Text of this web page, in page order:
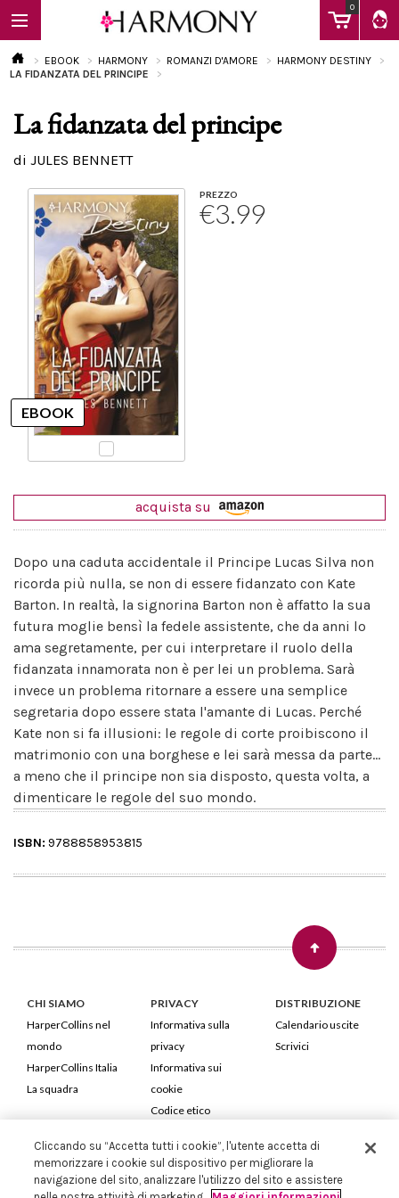
0
EBOOK
Calendario
EBOOK HARMONY ROMANZI D'AMORE
HARMONY DESTINY
LA FIDANZATA DEL PRINCIPE
La fidanzata del principe
di JULES BENNETT
PREZZO
€3.99
acquista su
Dopo una caduta accidentale il Principe Lucas Silva non
ricorda più nulla, se non di essere fidanzato con Kate
Barton. In realtà, la signorina Barton non è affatto la sua
futura moglie bensì la fedele assistente, che da anni lo
ama segretamente, per cui interpretare il ruolo della
fidanzata innamorata non è per lei un problema. Sarà
invece un problema ritornare a essere una semplice
segretaria dopo essere stata l'amante di Lucas. Perché
Kate non si fa illusioni: le regole di corte proibiscono il
matrimonio con una borghese e lei sarà messa da parte...
a meno che il principe non sia disposto, questa volta, a
dimenticare le regole del suo mondo.
ISBN: 9788858953815
CHI SIAMO
HarperCollins nel
mondo
HarperCollins Italia
La squadra
PRIVACY
Informativa sulla
privacy
Informativa sui
cookie
Codice etico
DISTRIBUZIONE
Calendario uscite
Scrivici
HarperCollins Italia S.p.A. Viale Monte Nero, 84 - 20135 Milano
Cod. Fiscale e P.IVA 05946780151 - Capitale Sociale 258.250 €
Cliccando su “Accetta tutti i cookie”, l'utente accetta di
memorizzare i cookie sul dispositivo per migliorare la
navigazione del sito, analizzare l'utilizzo del sito e assistere